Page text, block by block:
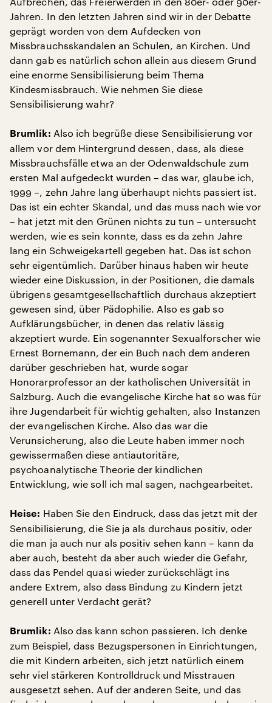
Jahren. In den letzten Jahren sind wir in der Debatte
geprägt worden von dem Aufdecken von
Missbrauchsskandalen an Schulen, an Kirchen. Und
dann gab es natürlich schon allein aus diesem Grund
eine enorme Sensibilisierung beim Thema
Kindesmissbrauch. Wie nehmen Sie diese
Sensibilisierung wahr?
Brumlik: Also ich begrüße diese Sensibilisierung vor
allem vor dem Hintergrund dessen, dass, als diese
Missbrauchsfälle etwa an der Odenwaldschule zum
ersten Mal aufgedeckt wurden – das war, glaube ich,
1999 –, zehn Jahre lang überhaupt nichts passiert ist.
Das ist ein echter Skandal, und das muss nach wie vor
– hat jetzt mit den Grünen nichts zu tun – untersucht
werden, wie es sein konnte, dass es da zehn Jahre
lang ein Schweigekartell gegeben hat. Das ist schon
sehr eigentümlich. Darüber hinaus haben wir heute
wieder eine Diskussion, in der Positionen, die damals
übrigens gesamtgesellschaftlich durchaus akzeptiert
gewesen sind, über Pädophilie. Also es gab so
Aufklärungsbücher, in denen das relativ lässig
akzeptiert wurde. Ein sogenannter Sexualforscher wie
Ernest Bornemann, der ein Buch nach dem anderen
darüber geschrieben hat, wurde sogar
Honorarprofessor an der katholischen Universität in
Salzburg. Auch die evangelische Kirche hat so was für
ihre Jugendarbeit für wichtig gehalten, also Instanzen
der evangelischen Kirche. Also das war die
Verunsicherung, also die Leute haben immer noch
gewissermaßen diese antiautoritäre,
psychoanalytische Theorie der kindlichen
Entwicklung, wie soll ich mal sagen, nachgearbeitet.
Heise: Haben Sie den Eindruck, dass das jetzt mit der
Sensibilisierung, die Sie ja als durchaus positiv, oder
die man ja auch nur als positiv sehen kann – kann da
aber auch, besteht da aber auch wieder die Gefahr,
dass das Pendel quasi wieder zurückschlägt ins
andere Extrem, also dass Bindung zu Kindern jetzt
generell unter Verdacht gerät?
Brumlik: Also das kann schon passieren. Ich denke
zum Beispiel, dass Bezugspersonen in Einrichtungen,
die mit Kindern arbeiten, sich jetzt natürlich einem
sehr viel stärkeren Kontrolldruck und Misstrauen
ausgesetzt sehen. Auf der anderen Seite, und das